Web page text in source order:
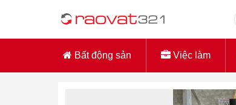
Bất động sản Việc làm